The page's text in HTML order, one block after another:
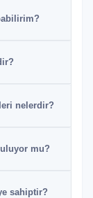
nelerdir?
mu?
sahiptir?